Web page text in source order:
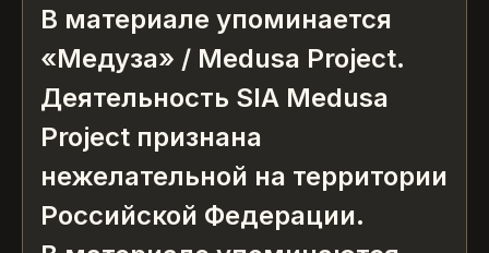
В материале упоминается
«Медуза» / Medusa Project.
Деятельность SIA Medusa
Project признана
нежелательной на территории
Российской Федерации.